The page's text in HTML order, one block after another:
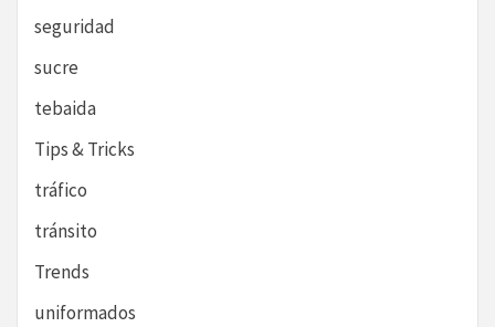
seguridad
sucre
tebaida
Tips & Tricks
tráfico
tránsito
Trends
uniformados